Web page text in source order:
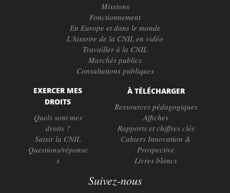
Missions
Fonctionnement
En Europe et dans le monde
L’histoire de la CNIL en vidéo
Travailler à la CNIL
Marchés publics
Consultations publiques
EXERCER MES
DROITS
Quels sont mes
droits ?
Saisir la CNIL
Questions/réponse
s
À TÉLÉCHARGER
Ressources pédagogiques
Affiches
Rapports et chiffres clés
Cahiers Innovation &
Prospective
Livres blancs
Suivez-nous